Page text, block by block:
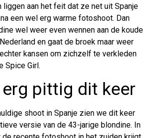
liggen aan het feit dat ze net uit Spanje
een wel erg warme fotoshoot. Dan
wel weer even wennen aan de koude
en gaat de broek maar weer
kansen om zichzelf te verkleden
Spice Girl.
pittig dit keer
shoot in Spanje zien we dit keer
versie van de 43-jarige blondine. In